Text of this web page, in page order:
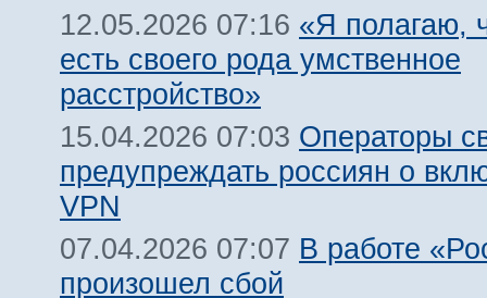
12.05.2026 07:16 «Я полагаю,
есть своего рода умственное
расстройство»
15.04.2026 07:03 Операторы
предупреждать россиян о
VPN
07.04.2026 07:07 В работе
произошел сбой